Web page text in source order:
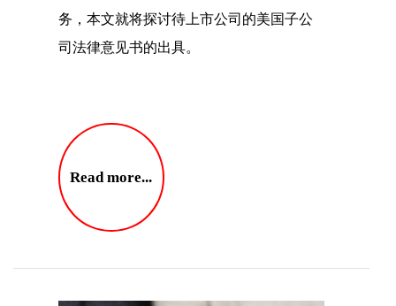
务，本文就将探讨待上市公司的美国子公
司法律意见书的出具。
Read more...